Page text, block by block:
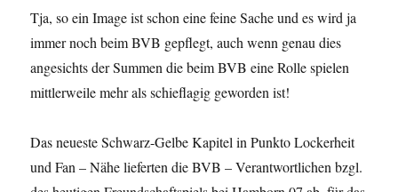
Tja, so ein Image ist schon eine feine Sache und es wird ja
immer noch beim BVB gepflegt, auch wenn genau dies
angesichts der Summen die beim BVB eine Rolle spielen
mittlerweile mehr als schieflagig geworden ist!
Das neueste Schwarz-Gelbe Kapitel in Punkto Lockerheit
und Fan – Nähe lieferten die BVB – Verantwortlichen bzgl.